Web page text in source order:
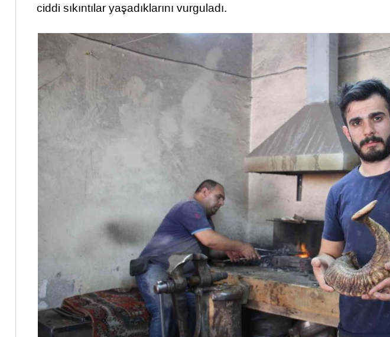
ciddi sıkıntılar yaşadıklarını vurguladı.